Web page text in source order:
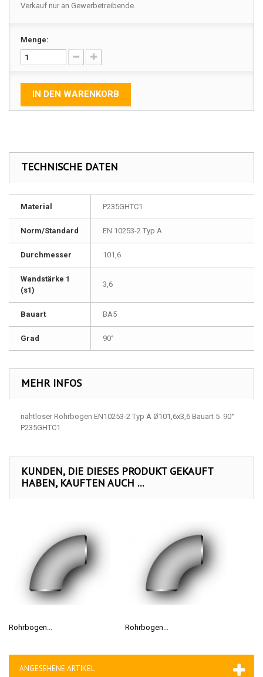
Verkauf nur an Gewerbetreibende.
Menge:
IN DEN WARENKORB
TECHNISCHE DATEN
Material P235GHTC1
Norm/Standard EN 10253-2 Typ A
Durchmesser 101,6
Wandstärke 1
(s1)
3,6
Bauart BA5
Grad 90°
MEHR INFOS
nahtloser Rohrbogen EN10253-2 Typ A Ø101,6x3,6 Bauart 5 90°
P235GHTC1
KUNDEN, DIE DIESES PRODUKT GEKAUFT
HABEN, KAUFTEN AUCH ...
Rohrbogen... Rohrbogen...
ANGESEHENE ARTIKEL